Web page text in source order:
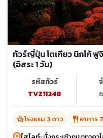
ทัวร์ญี่ปุ่น โตเกียว นิกโก้ ฟูจิ
(อิสระ 1 วัน)
รหัสทัวร์
TVZ11248
hotel_classโรงแรม 3 ดาว restaurant อาหาร